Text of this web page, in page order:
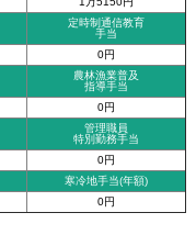
定時制通信教育
手当
0円
農林漁業普及
指導手当
0円
管理職員
特別勤務手当
0円
寒冷地手当(年額)
0円